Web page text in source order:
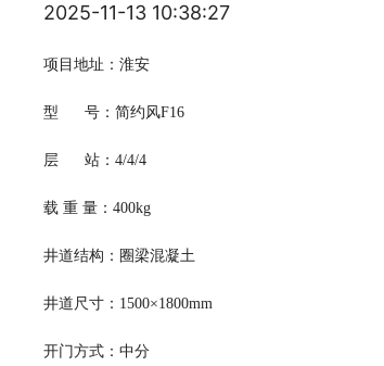
2025-11-13 10:38:27
项目地址：淮安
型 号：简约风F16
层 站：4/4/4
载 重 量：400kg
井道结构：圈梁混凝土
井道尺寸：1500×1800mm
开门方式：中分